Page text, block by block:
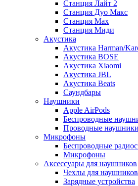
Станция Лайт 2
Станция Дуо Макс
Станция Max
Станция Миди
Акустика
Акустика Harman/
Акустика BOSE
Акустика Xiaomi
Акустика JBL
Акустика Beats
Саундбары
Наушники
Apple AirPods
Беспроводные
Проводные наушники
Микрофоны
Беспроводные
Микрофоны
Аксессуары для наушников
Чехлы для наушников
Зарядные устройства